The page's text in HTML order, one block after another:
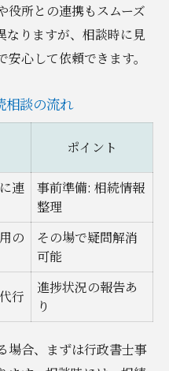
役所との連携もスムーズ
なりますが、相談時に見
心して依頼できます。
相談の流れ
ポイント
連
事前準備: 相続情報
整理
の
その場で疑問解消
可能
行
進捗状況の報告あ
り
場合、まずは行政書士事